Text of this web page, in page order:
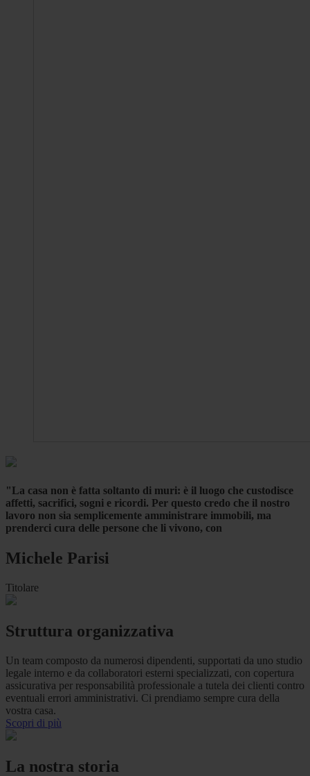
"La casa non è fatta soltanto di muri: è il luogo che custodisce
affetti, sacrifici, sogni e ricordi. Per questo credo che il nostro
lavoro non sia semplicemente amministrare immobili, ma
prenderci cura delle persone che li vivono, con
Michele Parisi
Titolare
Struttura organizzativa
Un team composto da numerosi dipendenti, supportati da uno studio
legale interno e da collaboratori esterni specializzati, con copertura
assicurativa per responsabilità professionale a tutela dei clienti contro
eventuali errori amministrativi. Ci prendiamo sempre cura della
vostra casa.
Scopri di più
La nostra storia